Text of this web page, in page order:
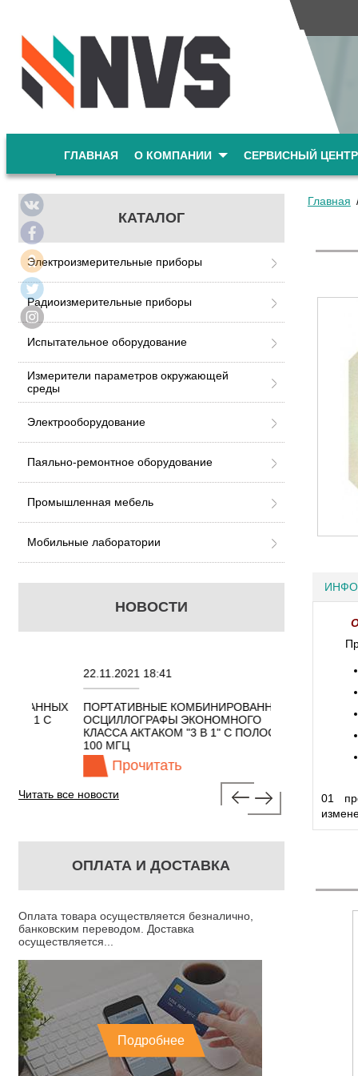
ГЛАВНАЯ О КОМПАНИИ СЕРВИСНЫЙ ЦЕНТР
КАТАЛОГ
Электроизмерительные приборы
Радиоизмерительные приборы
Испытательное оборудование
Измерители параметров окружающей
среды
Электрооборудование
Паяльно-ремонтное оборудование
Промышленная мебель
Мобильные лаборатории
НОВОСТИ
22.11.2021 18:41
ПОРТАТИВНЫЕ КОМБИНИРОВАННЫЕ
ОСЦИЛЛОГРАФЫ ЭКОНОМНОГО
КЛАССА АКТАКОМ "3 В 1" С ПОЛОСОЙ
100 МГЦ
Прочитать
02.08.2021 18:41
Читать все новости
ОПЛАТА И ДОСТАВКА
Оплата товара осуществляется безналично,
банковским переводом. Доставка
осуществляется...
Подробнее
Главная
01